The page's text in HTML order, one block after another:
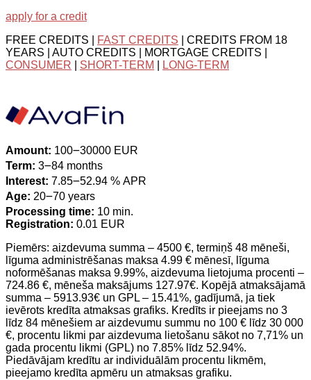
apply for a credit
FREE CREDITS |
FAST CREDITS | CREDITS FROM 18
YEARS | AUTO CREDITS | MORTGAGE CREDITS |
CONSUMER
SHORT-TERM LONG-TERM
Amount: 100౼30000 EUR
Term: 3౼84 months
Interest: 7.85౼52.94 % APR
Age: 20౼70 years
Processing time: 10 min.
Registration: 0.01 EUR
Piemērs: aizdevuma summa – 4500 €, termiņš 48 mēneši,
līguma administrēšanas maksa 4.99 € mēnesī, līguma
noformēšanas maksa 9.99%, aizdevuma lietojuma procenti –
724.86 €, mēneša maksājums 127.97€. Kopējā atmaksājamā
summa – 5913.93€ un GPL – 15.41%, gadījumā, ja tiek
ievērots kredīta atmaksas grafiks. Kredīts ir pieejams no 3
līdz 84 mēnešiem ar aizdevumu summu no 100 € līdz 30 000
€, procentu likmi par aizdevuma lietošanu sākot no 7,71% un
gada procentu likmi (GPL) no 7.85% līdz 52.94%.
Piedāvājam kredītu ar individuālām procentu likmēm,
pieejamo kredīta apmēru un atmaksas grafiku.